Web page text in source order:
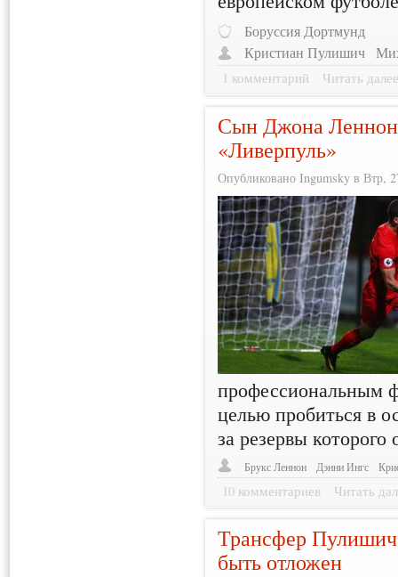
Боруссия Дортмунд
Кристиан Пулишич
1 комментарий Читать
Сын Джона
«Ливерпуль»
Опубликовано Ingumsky в Втр,
профессиональным
целью пробиться в
за резервы которого
Брукс Леннон Дэнни Ингс
10 комментариев Читать
Трансфер
быть отложен